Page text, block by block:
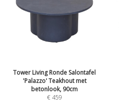
Tower Living Ronde Salontafel
'Palazzo' Teakhout met
betonlook, 90cm
€459